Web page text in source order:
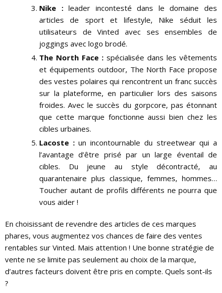
Nike :leader incontesté dans le domaine des
articles de sport et lifestyle, Nike séduit les
utilisateurs de Vinted avec ses ensembles de
joggings avec logo brodé.
The North Face : spécialisée dans les vêtements
et équipements outdoor, The North Face propose
des vestes polaires qui rencontrent un franc succès
sur la plateforme, en particulier lors des saisons
froides. Avec le succès du gorpcore, pas étonnant
que cette marque fonctionne aussi bien chez les
cibles urbaines.
Lacoste :un incontournable du streetwear qui a
l’avantage d’être prisé par un large éventail de
cibles. Du jeune au style décontracté, au
quarantenaire plus classique, femmes, hommes…
Toucher autant de profils différents ne pourra que
vous aider !
En choisissant de revendre des articles de ces marques
phares, vous augmentez vos chances de faire des ventes
rentables sur Vinted. Mais attention ! Une bonne stratégie de
vente ne se limite pas seulement au choix de la marque,
d’autres facteurs doivent être pris en compte. Quels sont-ils
?